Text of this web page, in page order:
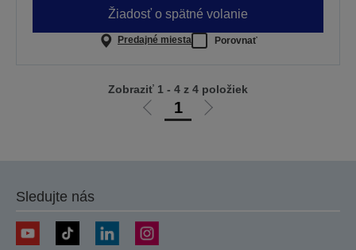
Žiadosť o spätné volanie
Predajné miesta Porovnať
Ísť
1
Ísť
Zobraziť 1 - 4 z 4 položiek
Sledujte nás